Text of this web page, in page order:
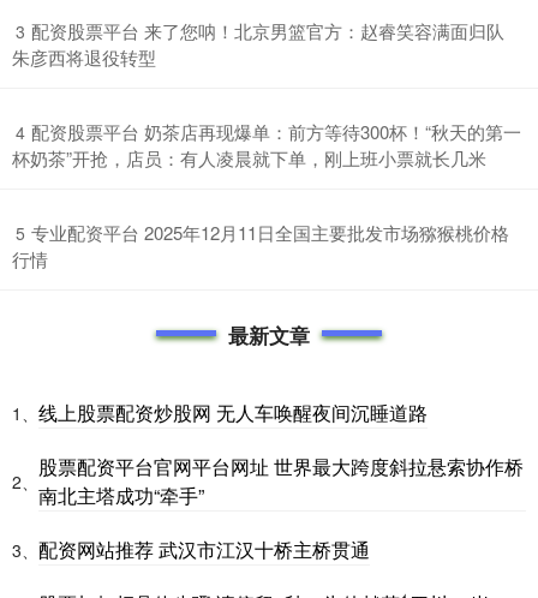
3 ​配资股票平台 来了您呐！北京男篮官方：赵睿笑容满面归队
朱彦西将退役转型
4 ​配资股票平台 奶茶店再现爆单：前方等待300杯！“秋天的第一
杯奶茶”开抢，店员：有人凌晨就下单，刚上班小票就长几米
5 ​专业配资平台 2025年12月11日全国主要批发市场猕猴桃价格
行情
最新文章
1、 线上股票配资炒股网 无人车唤醒夜间沉睡道路
2、
股票配资平台官网平台网址 世界最大跨度斜拉悬索协作桥
南北主塔成功“牵手”
3、 配资网站推荐 武汉市江汉十桥主桥贯通